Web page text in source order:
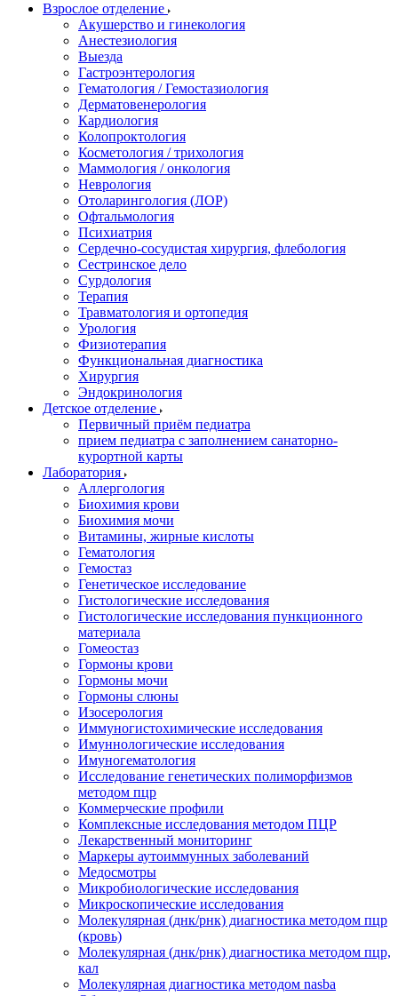
Взрослое отделение
Акушерство и гинекология
Анестезиология
Выезда
Гастроэнтерология
Гематология / Гемостазиология
Дерматовенерология
Кардиология
Колопроктология
Косметология / трихология
Маммология / онкология
Неврология
Отоларингология (ЛОР)
Офтальмология
Психиатрия
Сердечно-сосудистая хирургия, флебология
Сестринское дело
Сурдология
Терапия
Травматология и ортопедия
Урология
Физиотерапия
Функциональная диагностика
Хирургия
Эндокринология
Детское отделение
Первичный приём педиатра
прием педиатра с заполнением санаторно-
курортной карты
Лаборатория
Аллергология
Биохимия крови
Биохимия мочи
Витамины, жирные кислоты
Гематология
Гемостаз
Генетическое исследование
Гистологические исследования
Гистологические исследования пункционного
материала
Гомеостаз
Гормоны крови
Гормоны мочи
Гормоны слюны
Изосерология
Иммуногистохимические исследования
Имуннологические исследования
Имуногематология
Исследование генетических полиморфизмов
методом пцр
Коммерческие профили
Комплексные исследования методом ПЦР
Лекарственный мониторинг
Маркеры аутоиммунных заболеваний
Медосмотры
Микробиологические исследования
Микроскопические исследования
Молекулярная (днк/рнк) диагностика методом пцр
(кровь)
Молекулярная (днк/рнк) диагностика методом пцр,
кал
Молекулярная диагностика методом nasba